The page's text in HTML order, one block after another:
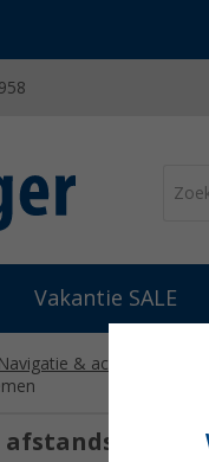
Vakantie SALE
Navigatie &